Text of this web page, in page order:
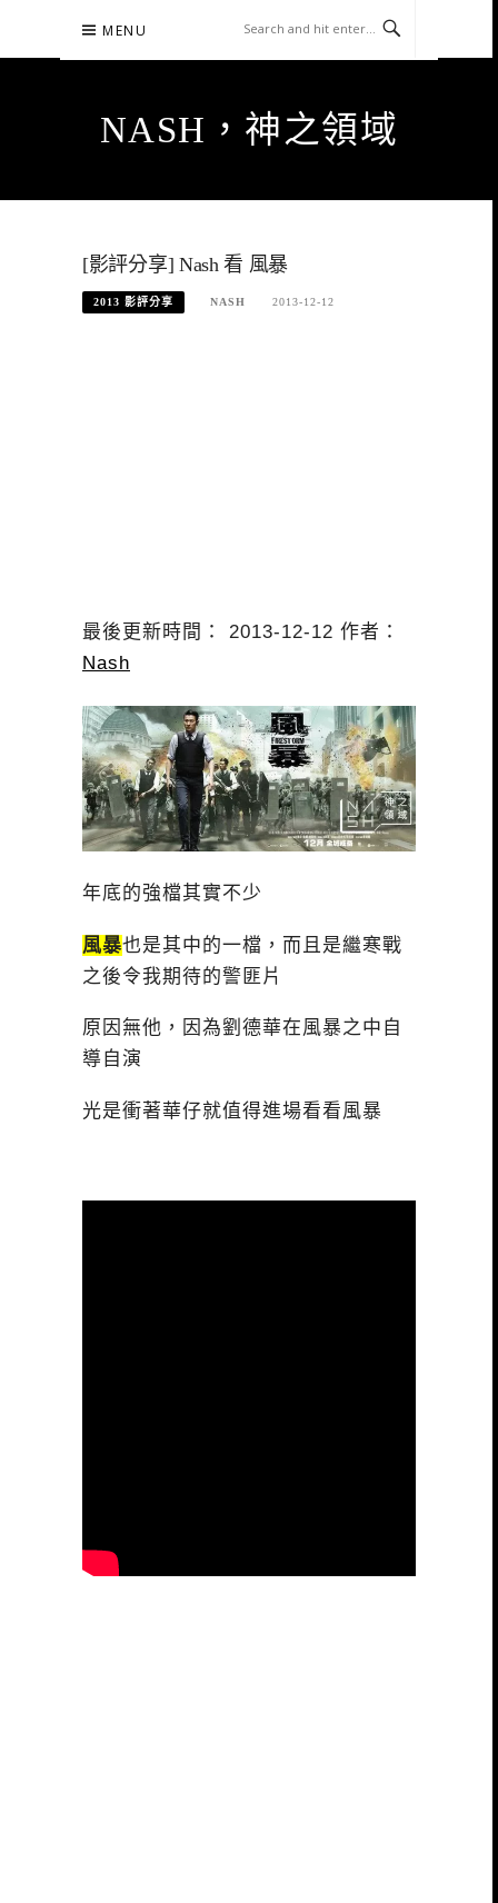
content
MENU
NASH，神之領域
[影評分享] Nash 看 風暴
2013 影評分享 NASH 2013-12-12
最後更新時間： 2013-12-12 作者：
Nash
年底的強檔其實不少
風暴也是其中的一檔，而且是繼寒戰
之後令我期待的警匪片
原因無他，因為劉德華在風暴之中自
導自演
光是衝著華仔就值得進場看看風暴